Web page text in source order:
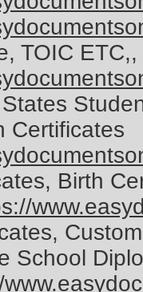
TOIC
Certificates
Birth
School